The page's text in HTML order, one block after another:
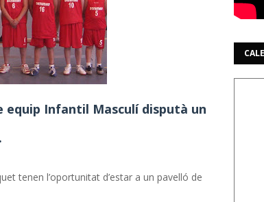
equip Infantil Masculí disputà un
tenen l’oportunitat d’estar a un pavelló de